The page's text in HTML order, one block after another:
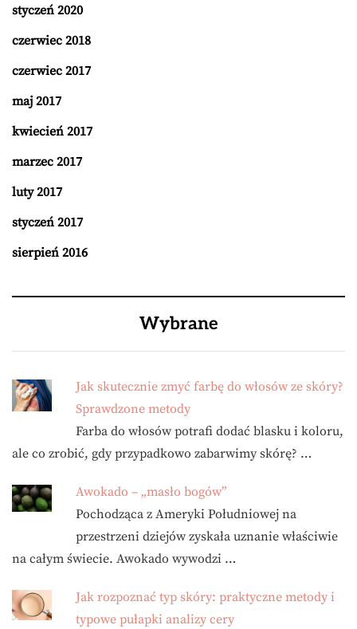
styczeń 2020
czerwiec 2018
czerwiec 2017
maj 2017
kwiecień 2017
marzec 2017
luty 2017
styczeń 2017
sierpień 2016
Wybrane
Jak skutecznie zmyć farbę do włosów ze skóry?
Sprawdzone metody
Farba do włosów potrafi dodać blasku i koloru,
ale co zrobić, gdy przypadkowo zabarwimy skórę? …
Awokado – „masło bogów”
Pochodząca z Ameryki Południowej na
przestrzeni dziejów zyskała uznanie właściwie
na całym świecie. Awokado wywodzi …
Jak rozpoznać typ skóry: praktyczne metody i
typowe pułapki analizy cery